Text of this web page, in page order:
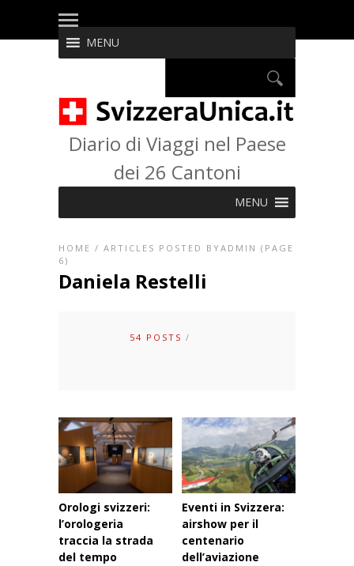
MENU
Diario di Viaggi nel Paese
dei 26 Cantoni
MENU
HOME / ARTICLES POSTED BYADMIN (PAGE
6)
Daniela Restelli
54 POSTS /
Orologi svizzeri:
l’orologeria
traccia la strada
del tempo
Eventi in Svizzera:
airshow per il
centenario
dell’aviazione